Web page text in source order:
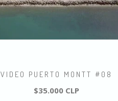
VIDEO PUERTO MONTT #08
$35.000 CLP